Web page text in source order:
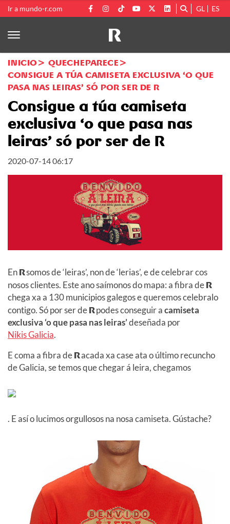
Ir a mundo-r.com GL ES
INICIO
QUECHEPARECE
CONSIGUE A TÚA CAMISETA EXCLUSIVA ‘O QUE
PASA NAS LEIRAS’ SÓ POR SER DE R
Consigue a túa camiseta
exclusiva ‘o que pasa nas
leiras’ só por ser de R
2020-07-14 06:17
EnRsomos de ‘leiras’, non de ‘lerias’, e de celebrar cos
nosos clientes. Este ano saímonos do mapa: a fibra deR
chega xa a 130 municipios galegos e queremos celebralo
contigo. Só por ser deRpodes conseguir acamiseta
exclusiva ‘o que pasa nas leiras’deseñada por
Nikis Galicia.
E coma a fibra deRacada xa case ata o último recuncho
de Galicia, se temos que chegar á leira, chegamos
. E así o lucimos orgullosos na nosa camiseta. Gústache?